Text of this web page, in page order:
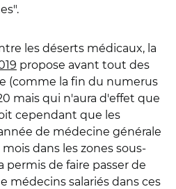
les déserts médicaux, la
propose avant tout des
(comme la fin du numerus
mais qui n'aura d'effet que
cependant que les
de médecine générale
dans les zones sous-
permis de faire passer de
médecins salariés dans ces